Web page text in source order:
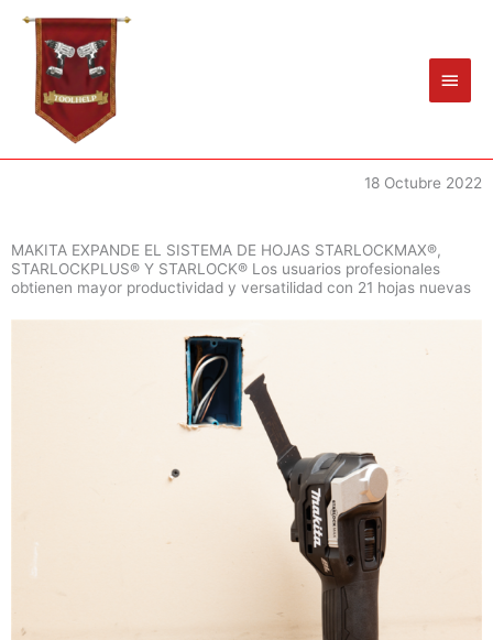
contenido
18 Octubre 2022
MAKITA EXPANDE EL SISTEMA DE HOJAS STARLOCKMAX®,
STARLOCKPLUS® Y STARLOCK® Los usuarios profesionales
obtienen mayor productividad y versatilidad con 21 hojas nuevas